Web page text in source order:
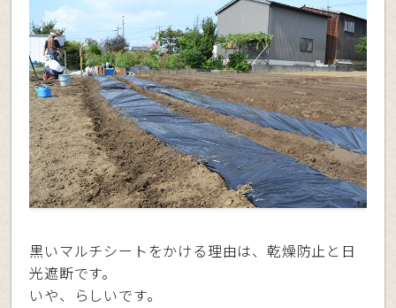
黒いマルチシートをかける理由は、乾燥防止と日
光遮断です。
いや、らしいです。